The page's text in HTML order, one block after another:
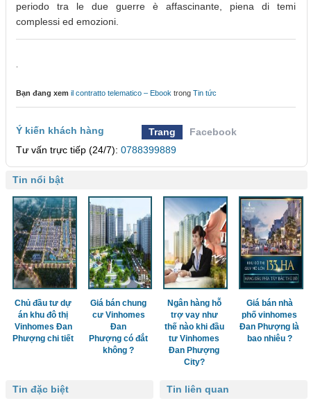
periodo tra le due guerre è affascinante, piena di temi
complessi ed emozioni.
Bạn đang xem il contratto telematico – Ebook trong Tin tức
Ý kiến khách hàng Trang
Facebook
Tư vấn trực tiếp (24/7): 0788399889
Tin nổi bật
Chủ đầu tư dự
án khu đô thị
Vinhomes Đan
Phượng chi tiết
Giá bán chung
cư Vinhomes
Đan
Phượng có đắt
không ?
Ngân hàng hỗ
trợ vay như
thế nào khi đầu
tư Vinhomes
Đan Phượng
City?
Giá bán nhà
phố vinhomes
Đan Phượng là
bao nhiêu ?
Tin liên quan
Tin đặc biệt